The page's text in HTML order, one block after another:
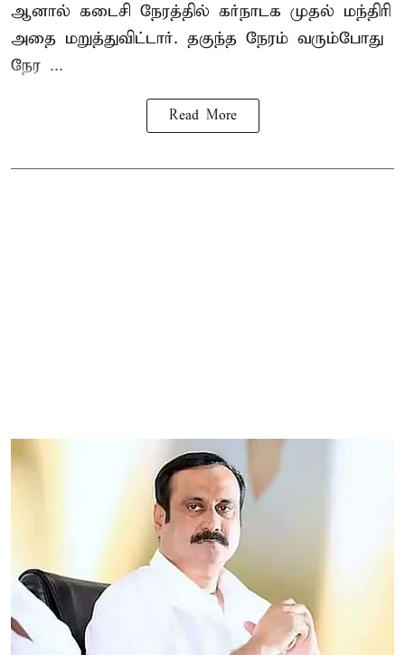
ஆனால் கடைசி நேரத்தில் கர்நாடக முதல் மந்திரி
அதை மறுத்துவிட்டார். தகுந்த நேரம் வரும்போது
நேர ...
Read More